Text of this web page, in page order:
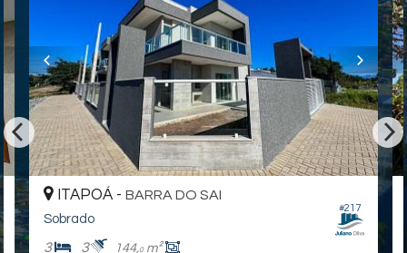
Para uma experiência completa, assista aos vídeos detalhados
dos imóveis e da cidade. Visite nossas redes sociais:
Instagram - @julianoolivaimoveis (Instagram/julianoOlivaImoveis)
Facebook - Juliano Oliva Imóveis (Facebook/JulianoOlivaImóveis)
YouTube Juliano Oliva Imóveis - (Youtube/ThauaniZanetti)
Endereço:
RUA 2540 JURUPARÁ, nº 305
Brandalize
Itapoá /
#217
ITAPOÁ -BARRA DO SAI
Sobrado
3 3 144,0m²